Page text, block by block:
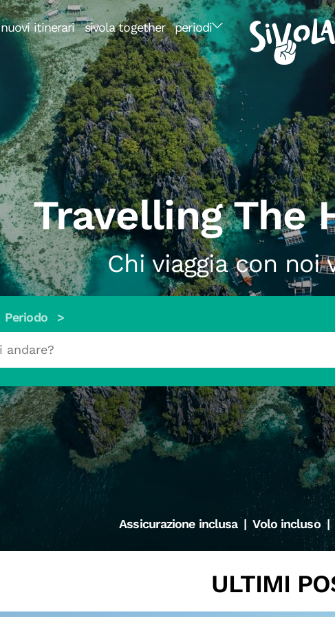
nuovi itinerari sivola together periodi
Travelling The
Chi viaggia con noi
Periodo >
Assicurazione inclusa | Volo incluso |
ULTIMI